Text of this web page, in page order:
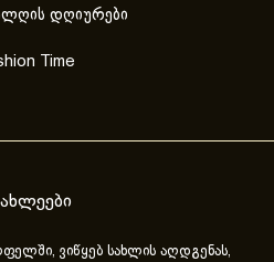
დღიურები
Time
ვიწყებ სახლის აღდგენას,